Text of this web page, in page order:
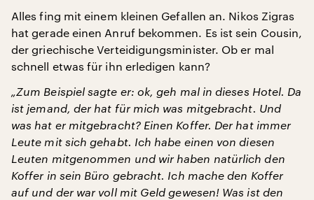
Alles fing mit einem kleinen Gefallen an. Nikos Zigras
hat gerade einen Anruf bekommen. Es ist sein Cousin,
der griechische Verteidigungsminister. Ob er mal
schnell etwas für ihn erledigen kann?
„Zum Beispiel sagte er: ok, geh mal in dieses Hotel. Da
ist jemand, der hat für mich was mitgebracht. Und
was hat er mitgebracht? Einen Koffer. Der hat immer
Leute mit sich gehabt. Ich habe einen von diesen
Leuten mitgenommen und wir haben natürlich den
Koffer in sein Büro gebracht. Ich mache den Koffer
auf und der war voll mit Geld gewesen! Was ist den